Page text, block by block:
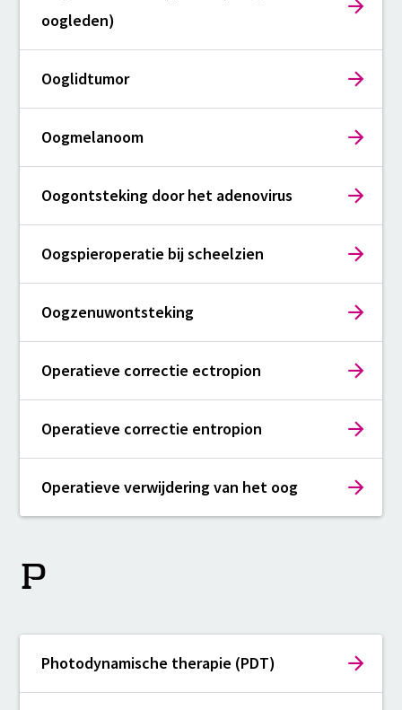
oogleden)
Ooglidtumor
Oogmelanoom
Oogontsteking door het adenovirus
Oogspieroperatie bij scheelzien
Oogzenuwontsteking
Operatieve correctie ectropion
Operatieve correctie entropion
Operatieve verwijdering van het oog
P
Photodynamische therapie (PDT)